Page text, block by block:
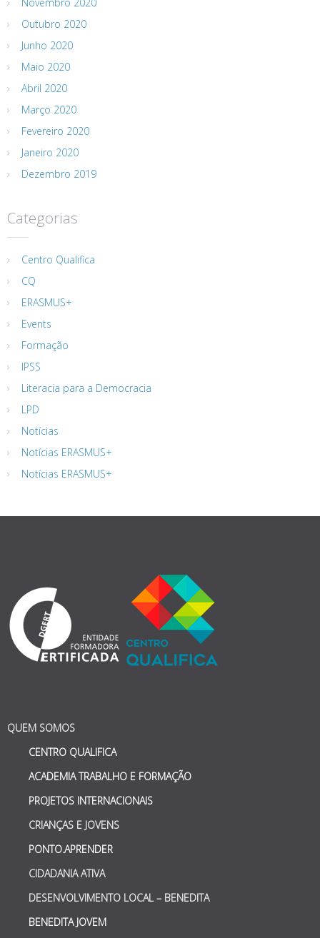
Outubro 2020
Junho 2020
Maio 2020
Abril 2020
Março 2020
Fevereiro 2020
Janeiro 2020
Dezembro 2019
Categorias
Centro Qualifica
CQ
ERASMUS+
Events
Formação
IPSS
Literacia para a Democracia
LPD
Notícias
Notícias ERASMUS+
Notícias ERASMUS+
QUEM SOMOS
CENTRO QUALIFICA
ACADEMIA TRABALHO E FORMAÇÃO
PROJETOS INTERNACIONAIS
CRIANÇAS E JOVENS
PONTO.APRENDER
CIDADANIA ATIVA
DESENVOLVIMENTO LOCAL – BENEDITA
BENEDITA JOVEM